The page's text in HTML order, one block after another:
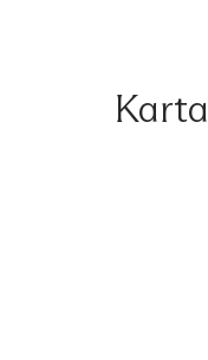
Karta